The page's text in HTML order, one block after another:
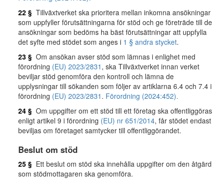
22 § Tillväxtverket ska prioritera mellan inkomna ansökningar
som uppfyller förutsättningarna för stöd och ge företräde till de
ansökningar som bedöms ha bäst förutsättningar att uppfylla
det syfte med stödet som anges i 1 § andra stycket.
23 § Om ansökan avser stöd som lämnas i enlighet med
förordning (EU) 2023/2831 , ska Tillväxtverket innan verket
beviljar stöd genomföra den kontroll och lämna de
upplysningar till sökanden som följer av artiklarna 6.4 och 7.4 i
förordning (EU) 2023/2831 . Förordning (2024:452).
24 § Om uppgifter om ett stöd till ett företag ska offentliggöras
enligt artikel 9 i förordning (EU) nr 651/2014, får stödet endast
beviljas om företaget samtycker till offentliggörandet.
Beslut om stöd
25 § Ett beslut om stöd ska innehålla uppgifter om den åtgärd
som stödmottagaren ska genomföra.